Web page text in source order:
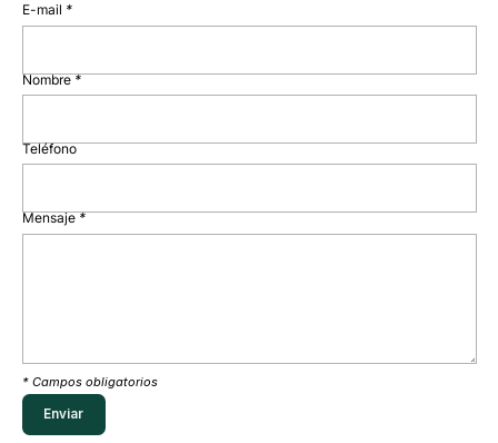
E-mail *
Nombre*
Teléfono
Mensaje *
* Campos obligatorios